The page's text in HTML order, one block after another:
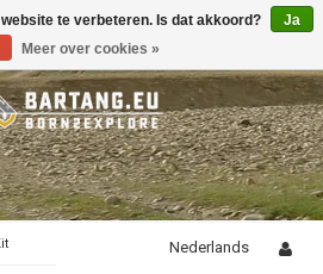
Nederlands
te verbeteren. Is dat akkoord?
Ja
Meer over cookies »